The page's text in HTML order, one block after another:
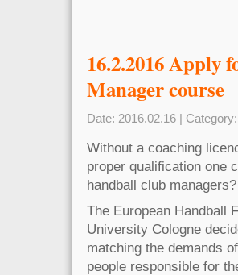
16.2.2016 Apply
Manager course
Date: 2016.02.16 | Category:
Without a coaching
proper qualification one
handball club managers?
The European Handball
University Cologne
matching the demands
people responsible for